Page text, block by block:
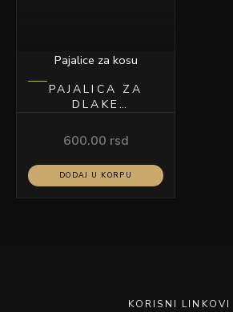
Pajalice za kosu
PAJALICA ZA
DLAKE
600.00 rsd
DODAJ U KORPU
KORISNI LINKOVI